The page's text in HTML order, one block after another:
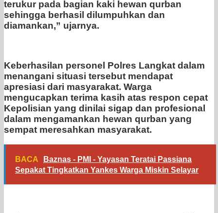
terukur pada bagian kaki hewan qurban
sehingga berhasil dilumpuhkan dan
diamankan,” ujarnya.
Keberhasilan personel Polres Langkat dalam
menangani situasi tersebut mendapat
apresiasi dari masyarakat. Warga
mengucapkan terima kasih atas respon cepat
Kepolisian yang dinilai sigap dan profesional
dalam mengamankan hewan qurban yang
sempat meresahkan masyarakat.
BACA
Baznas - PMI - Yayasan Teratai Passiana
Sepakat Tingkatkan Yankes Warga Miskin Selayar